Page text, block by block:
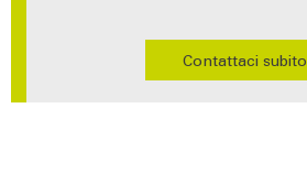
Contattaci subito